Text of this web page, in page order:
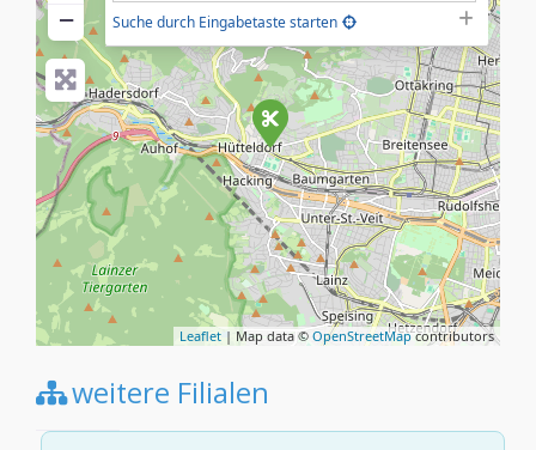
−
Suche durch Eingabetaste starten
Leaflet | Map data © OpenStreetMapcontributors
weitere Filialen